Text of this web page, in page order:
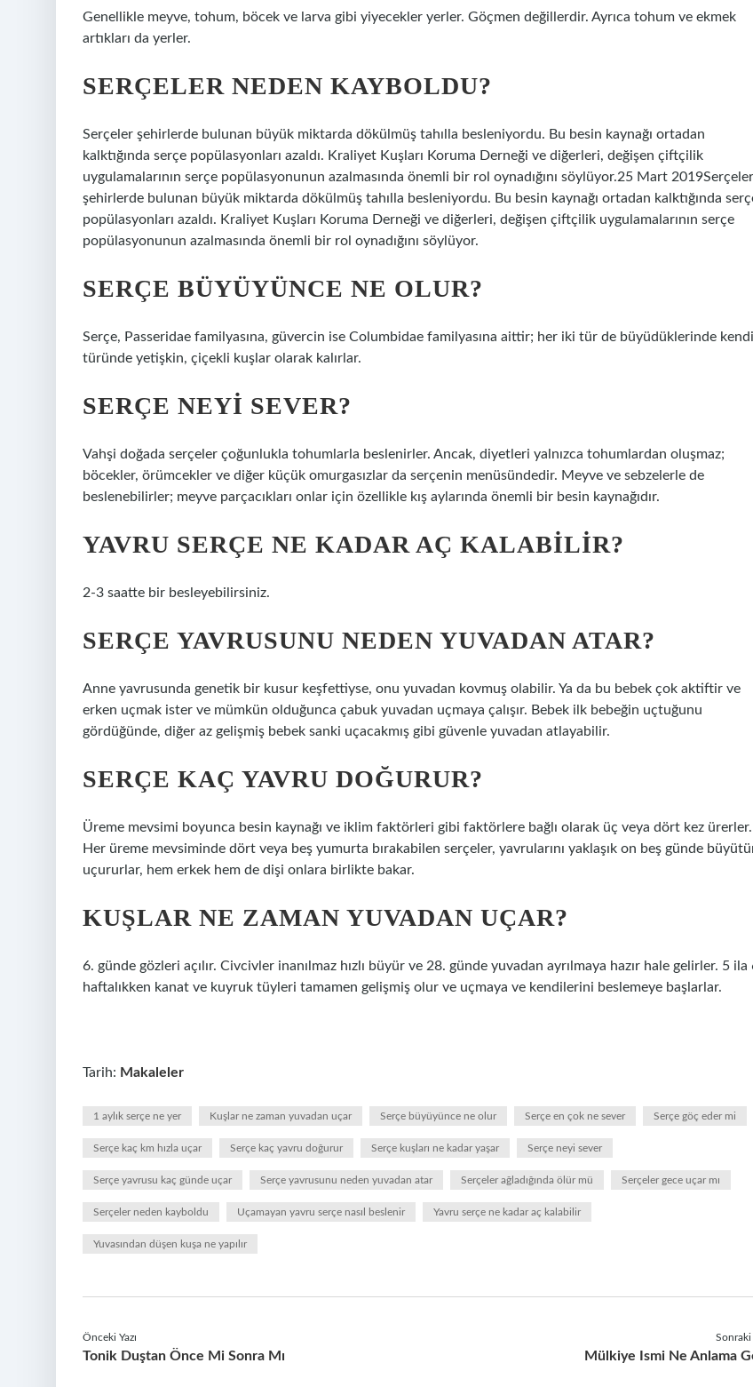
Genellikle meyve, tohum, böcek ve larva gibi yiyecekler yerler. Göçmen değillerdir. Ayrıca tohum ve ekmek
artıkları da yerler.
SERÇELER NEDEN KAYBOLDU?
Serçeler şehirlerde bulunan büyük miktarda dökülmüş tahılla besleniyordu. Bu besin kaynağı ortadan
kalktığında serçe popülasyonları azaldı. Kraliyet Kuşları Koruma Derneği ve diğerleri, değişen çiftçilik
uygulamalarının serçe popülasyonunun azalmasında önemli bir rol oynadığını söylüyor.25 Mart 2019Serçeler
şehirlerde bulunan büyük miktarda dökülmüş tahılla besleniyordu. Bu besin kaynağı ortadan kalktığında
popülasyonları azaldı. Kraliyet Kuşları Koruma Derneği ve diğerleri, değişen çiftçilik uygulamalarının serçe
popülasyonunun azalmasında önemli bir rol oynadığını söylüyor.
SERÇE BÜYÜYÜNCE NE OLUR?
Serçe, Passeridae familyasına, güvercin ise Columbidae familyasına aittir; her iki tür de büyüdüklerinde kendi
türünde yetişkin, çiçekli kuşlar olarak kalırlar.
SERÇE NEYI SEVER?
Vahşi doğada serçeler çoğunlukla tohumlarla beslenirler. Ancak, diyetleri yalnızca tohumlardan oluşmaz;
böcekler, örümcekler ve diğer küçük omurgasızlar da serçenin menüsündedir. Meyve ve sebzelerle de
beslenebilirler; meyve parçacıkları onlar için özellikle kış aylarında önemli bir besin kaynağıdır.
YAVRU SERÇE NE KADAR AÇ KALABILIR?
2-3 saatte bir besleyebilirsiniz.
SERÇE YAVRUSUNU NEDEN YUVADAN ATAR?
Anne yavrusunda genetik bir kusur keşfettiyse, onu yuvadan kovmuş olabilir. Ya da bu bebek çok aktiftir ve
erken uçmak ister ve mümkün olduğunca çabuk yuvadan uçmaya çalışır. Bebek ilk bebeğin uçtuğunu
gördüğünde, diğer az gelişmiş bebek sanki uçacakmış gibi güvenle yuvadan atlayabilir.
SERÇE KAÇ YAVRU DOĞURUR?
Üreme mevsimi boyunca besin kaynağı ve iklim faktörleri gibi faktörlere bağlı olarak üç veya dört kez ürerler.
Her üreme mevsiminde dört veya beş yumurta bırakabilen serçeler, yavrularını yaklaşık on beş günde
uçururlar, hem erkek hem de dişi onlara birlikte bakar.
KUŞLAR NE ZAMAN YUVADAN UÇAR?
6. günde gözleri açılır. Civcivler inanılmaz hızlı büyür ve 28. günde yuvadan ayrılmaya hazır hale gelirler. 5 ila
haftalıkken kanat ve kuyruk tüyleri tamamen gelişmiş olur ve uçmaya ve kendilerini beslemeye başlarlar.
Tarih: Makaleler
1 aylık serçe ne yer Kuşlar ne zaman yuvadan uçar Serçe büyüyünce ne olur Serçe en çok ne sever Serçe göç eder mi
Serçe kaç km hızla uçar Serçe kaç yavru doğurur Serçe kuşları ne kadar yaşar Serçe neyi sever
Serçe yavrusu kaç günde uçar Serçe yavrusunu neden yuvadan atar Serçeler ağladığında ölür mü Serçeler gece uçar mı
Serçeler neden kayboldu Uçamayan yavru serçe nasıl beslenir Yavru serçe ne kadar aç kalabilir
Yuvasından düşen kuşa ne yapılır
Önceki Yazı
Tonik Duştan Önce Mi Sonra Mı
Sonraki
Mülkiye Ismi Ne Anlama